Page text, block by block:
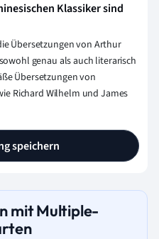
Klassiker sind
Übersetzungen von Arthur
genau als auch literarisch
Übersetzungen von
Richard Wilhelm und James
speichern
mit Multiple-